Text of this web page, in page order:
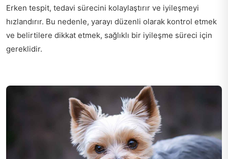
Erken tespit, tedavi sürecini kolaylaştırır ve iyileşmeyi
hızlandırır. Bu nedenle, yarayı düzenli olarak kontrol etmek
ve belirtilere dikkat etmek, sağlıklı bir iyileşme süreci için
gereklidir.